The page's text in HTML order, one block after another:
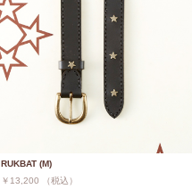
RUKBAT (M)
￥13,200 （税込）